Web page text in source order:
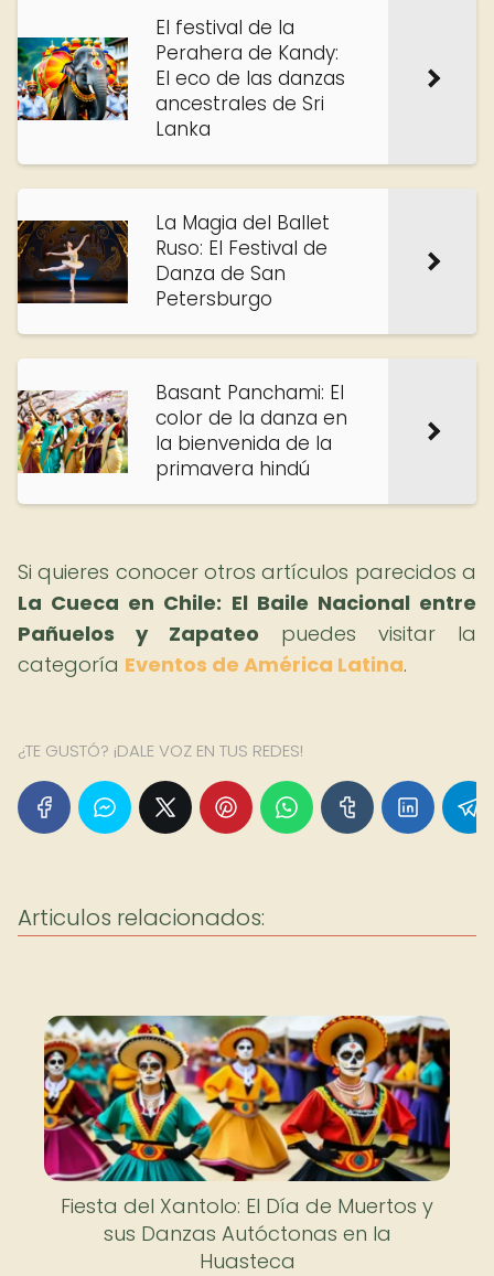
El festival de la
Perahera de Kandy:
El eco de las danzas
ancestrales de Sri
Lanka
La Magia del Ballet
Ruso: El Festival de
Danza de San
Petersburgo
Basant Panchami: El
color de la danza en
la bienvenida de la
primavera hindú
Si quieres conocer otros artículos parecidos a
La Cueca en Chile: El Baile Nacional entre
Pañuelos y Zapateo puedes visitar la
categoría Eventos de América Latina.
¿TE GUSTÓ? ¡DALE VOZ EN TUS REDES!
Articulos relacionados:
Fiesta del Xantolo: El Día de Muertos y
sus Danzas Autóctonas en la
Huasteca